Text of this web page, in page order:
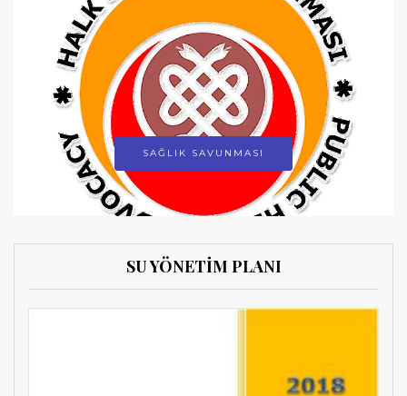
SAĞLIK SAVUNMASI
SU YÖNETİM PLANI